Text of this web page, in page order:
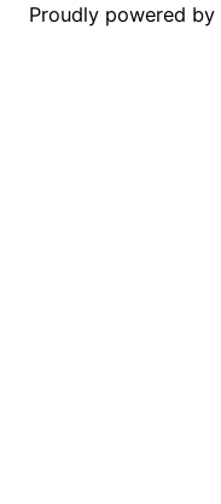
Proudly powered by